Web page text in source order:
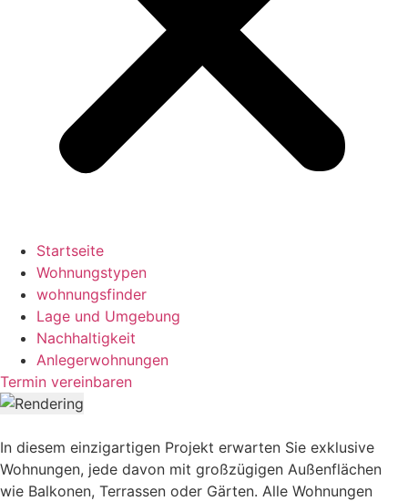
Startseite
Wohnungstypen
wohnungsfinder
Lage und Umgebung
Nachhaltigkeit
Anlegerwohnungen
Termin vereinbaren
In diesem einzigartigen Projekt erwarten Sie exklusive
Wohnungen, jede davon mit großzügigen Außenflächen
wie Balkonen, Terrassen oder Gärten. Alle Wohnungen